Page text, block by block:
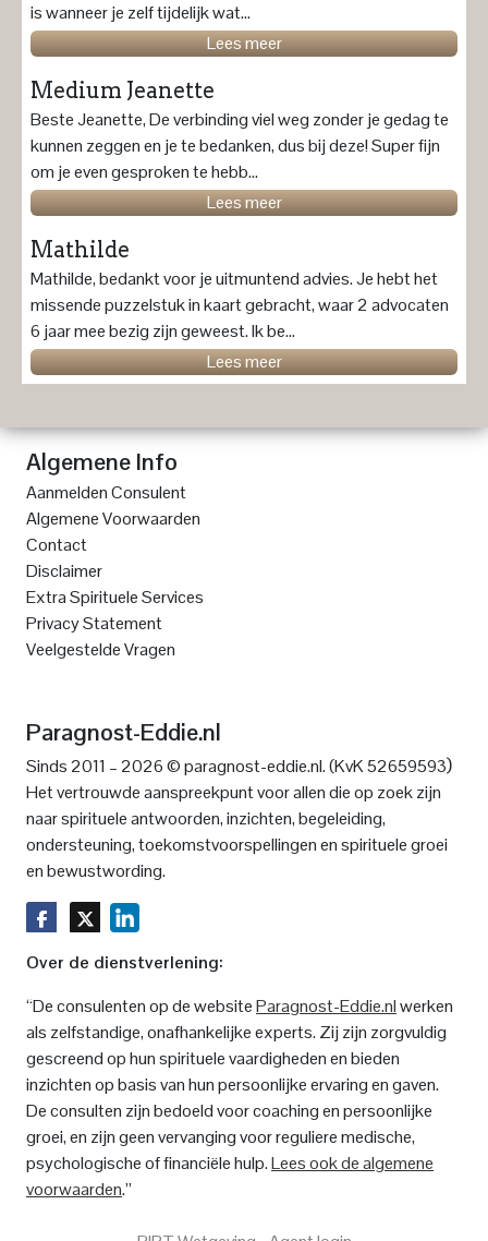
is wanneer je zelf tijdelijk wat...
Lees meer
Medium Jeanette
Beste Jeanette, De verbinding viel weg zonder je gedag te
kunnen zeggen en je te bedanken, dus bij deze! Super fijn
om je even gesproken te hebb...
Lees meer
Mathilde
Mathilde, bedankt voor je uitmuntend advies. Je hebt het
missende puzzelstuk in kaart gebracht, waar 2 advocaten
6 jaar mee bezig zijn geweest. Ik be...
Lees meer
Algemene Info
Aanmelden Consulent
Algemene Voorwaarden
Contact
Disclaimer
Extra Spirituele Services
Privacy Statement
Veelgestelde Vragen
Paragnost-Eddie.nl
Sinds 2011 – 2026 © paragnost-eddie.nl. (KvK 52659593)
Het vertrouwde aanspreekpunt voor allen die op zoek zijn
naar spirituele antwoorden, inzichten, begeleiding,
ondersteuning, toekomstvoorspellingen en spirituele groei
en bewustwording.
Over de dienstverlening:
“De consulenten op de websiteParagnost-Eddie.nlwerken
als zelfstandige, onafhankelijke experts. Zij zijn zorgvuldig
gescreend op hun spirituele vaardigheden en bieden
inzichten op basis van hun persoonlijke ervaring en gaven.
De consulten zijn bedoeld voor coaching en persoonlijke
groei, en zijn geen vervanging voor reguliere medische,
psychologische of financiële hulp.Lees ook de algemene
voorwaarden.”